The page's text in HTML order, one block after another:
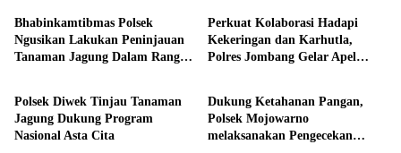
Bhabinkamtibmas Polsek
Ngusikan Lakukan Peninjauan
Tanaman Jagung Dalam Rangka
Perkuat Kolaborasi Hadapi
Kekeringan dan Karhutla,
Polres Jombang Gelar Apel
Aktivitas
Polsek Diwek Tinjau Tanaman
Jagung Dukung Program
Nasional Asta Cita
Aktivitas
Dukung Ketahanan Pangan,
Polsek Mojowarno
melaksanakan Pengecekan
Aktivitas Aktivitas